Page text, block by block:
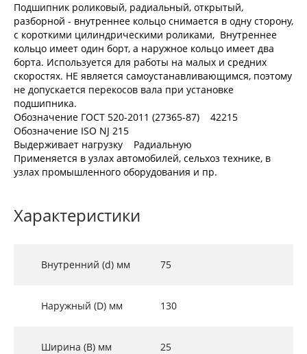
Подшипник роликовый, радиальный, открытый,
разборной - внутреннее кольцо снимается в одну сторону,
с короткими цилиндрическими роликами, Внутреннее
кольцо имеет один борт, а наружное кольцо имеет два
борта. Используется для работы на малых и средних
скоростях. НЕ является самоустанавливающимся, поэтому
не допускается перекосов вала при установке
подшипника.
Обозначение ГОСТ 520-2011 (27365-87) 42215
Обозначение ISO NJ 215
Выдерживает нагрузку Радиальную
Применяется в узлах автомобилей, сельхоз технике, в
узлах промышленного оборудования и пр.
Характеристики
Внутренний (d) мм 75
Наружный (D) мм 130
Ширина (B) мм 25